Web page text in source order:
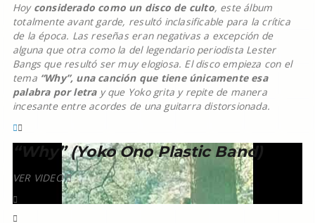
Hoy considerado como un disco de culto, este álbum
totalmente avant garde, resultó inclasificable para la crítica
de la época. Las reseñas eran negativas a excepción de
alguna que otra como la del legendario periodista Lester
Bangs que resultó ser muy elogiosa. El disco empieza con el
tema “Why”, una canción que tiene únicamente esa
palabra por letra y que Yoko grita y repite de manera
incesante entre acordes de una guitarra distorsionada.
“Why” (Yoko Ono Plastic Band)
VER VIDEO